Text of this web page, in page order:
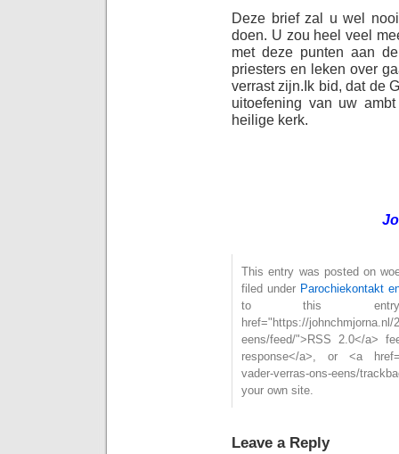
Deze brief zal u wel
doen. U zou heel veel
met deze punten aan
priesters en leken over
verrast zijn.Ik bid, dat de
uitoefening van uw
heilige kerk.
This entry was posted on
filed under Parochiekontakt
to this
href="https://johnchmjorna.nl/
eens/feed/">RSS 2.0</a>
response</a>, or <a
vader-verras-ons-eens/
your own site.
Leave a Reply